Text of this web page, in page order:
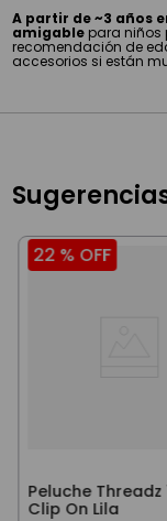
A partir de ~3 años
amigable para niños
recomendación de
accesorios si están
22 % OFF
Peluche Threadz
Clip On Lila